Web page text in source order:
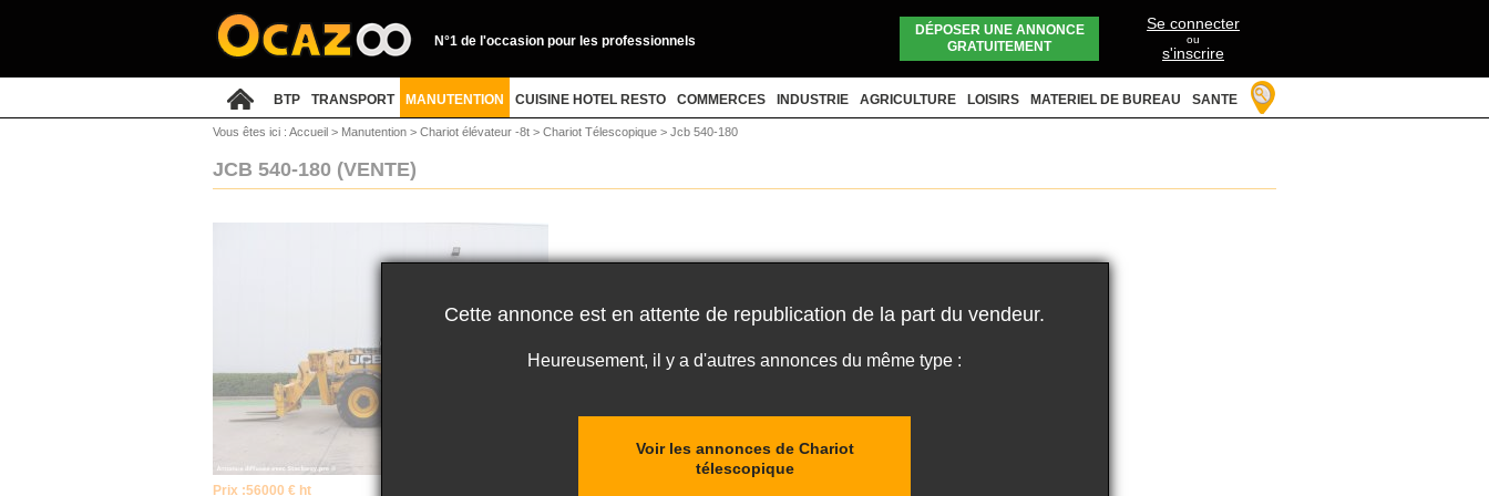
N°1 de l'occasion pour les professionnels
DÉPOSER UNE ANNONCE
GRATUITEMENT
Se connecter
ou
s'inscrire
BTP TRANSPORT MANUTENTION CUISINE HOTEL RESTO COMMERCES INDUSTRIE AGRICULTURE LOISIRS MATERIEL DE BUREAU SANTE
Vous êtes ici : Accueil > Manutention > Chariot élévateur -8t > Chariot Télescopique > Jcb 540-180
JCB 540-180 (VENTE)
Prix :56000 € ht
Cette annonce est en attente de republication de la part du vendeur.
Heureusement, il y a d'autres annonces du même type :
Voir les annonces de Chariot
télescopique